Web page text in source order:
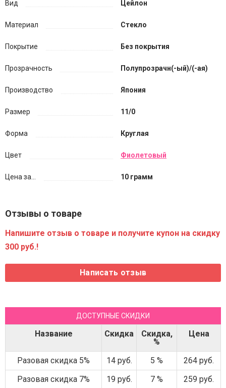
Вид Цейлон
Материал Стекло
Покрытие Без покрытия
Прозрачность Полупрозрачн(-ый)/(-ая)
Производство Япония
Размер 11/0
Форма Круглая
Цвет Фиолетовый
Цена за... 10 грамм
Отзывы о товаре
Напишите отзыв о товаре и получите купон на скидку
300 руб.!
ДОСТУПНЫЕ СКИДКИ
Название Скидка
Скидка,
%
Цена
Разовая скидка 5% 14 руб. 5 %
264 руб.
Разовая скидка 7%
19 руб. 7 %
259 руб.